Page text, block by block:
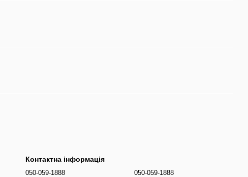
Контактна інформація
050-059-1888
050-059-1888